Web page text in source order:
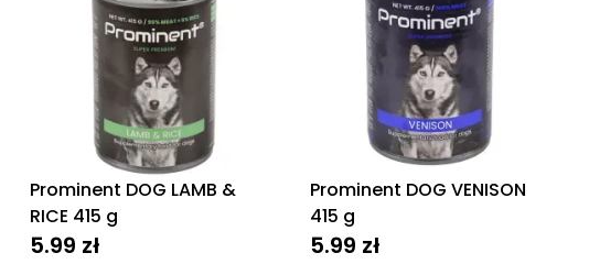
Prominent DOG LAMB &
RICE 415 g
5.99 zł
Prominent DOG VENISON
415 g
5.99 zł